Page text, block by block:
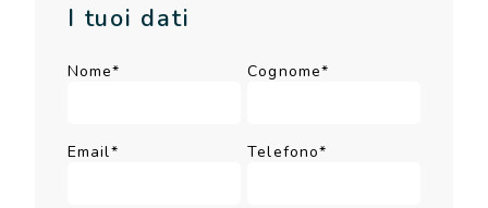
I tuoi dati
Nome* Cognome*
Email* Telefono*